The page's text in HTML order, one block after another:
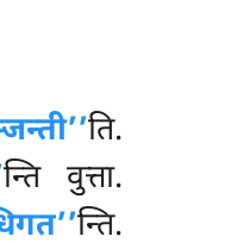
ति.
न्ति वुत्ता.
न्ति.